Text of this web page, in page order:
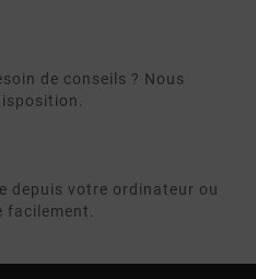
de conseils ? Nous
depuis votre ordinateur ou